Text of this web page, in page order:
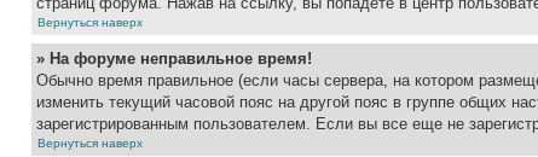
Вернуться наверх
» На форуме неправильное время!
Обычно время правильное (если часы сервера, на котором
изменить текущий часовой пояс на другой пояс в группе общих
зарегистрированным пользователем. Если вы все еще не
Вернуться наверх